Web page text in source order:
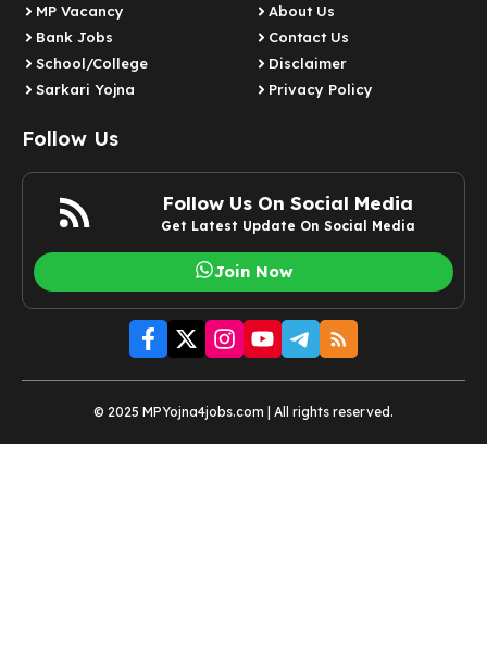
MP Vacancy
Bank Jobs
School/College
Sarkari Yojna
About Us
Contact Us
Disclaimer
Privacy Policy
Follow Us
Follow Us On Social Media
Get Latest Update On Social Media
Join Now
© 2025 MPYojna4jobs.com | All rights reserved.